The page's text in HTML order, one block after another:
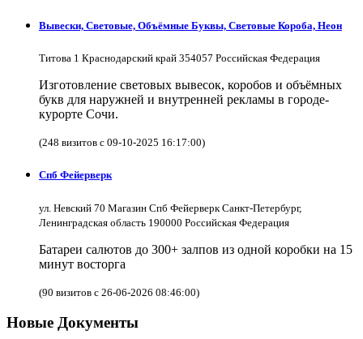
Вывески, Световые, Объёмные Буквы, Световые Короба, Неон
Титова 1 Краснодарский край 354057 Российская Федерация
Изготовление световых вывесок, коробов и объёмных
букв для наружней и внутренней рекламы в городе-
курорте Сочи.
(248 визитов с 09-10-2025 16:17:00)
Спб Фейерверк
ул. Невский 70 Магазин Спб Фейерверк Санкт-Петербург,
Ленинградская область 190000 Российская Федерация
Батареи салютов до 300+ залпов из одной коробки на 15
минут восторга
(90 визитов с 26-06-2026 08:46:00)
Новые Документы